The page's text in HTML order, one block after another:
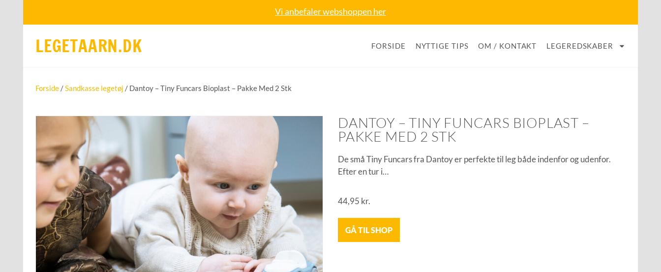
Vi anbefaler webshoppen her
LEGETAARN.DK FORSIDE NYTTIGE TIPS OM / KONTAKT LEGEREDSKABER
Forside /Sandkasse legetøj / Dantoy – Tiny Funcars Bioplast – Pakke Med 2 Stk
DANTOY – TINY FUNCARS BIOPLAST –
PAKKE MED 2 STK
De små Tiny Funcars fra Dantoy er perfekte til leg både indenfor og udenfor.
Efter en tur i…
44,95 kr.
GÅ TIL SHOP